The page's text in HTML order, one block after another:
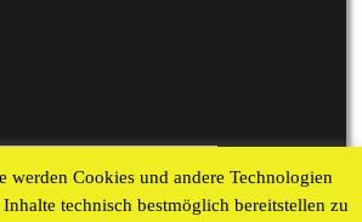
werden Cookies und andere Technologien
technisch bestmöglich bereitstellen zu